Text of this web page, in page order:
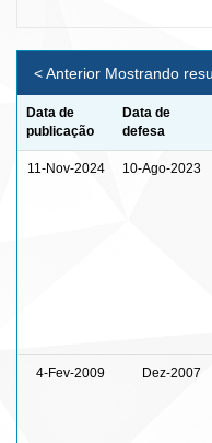
Mostrando
< Anterior
Data de
publicação
Data de
defesa
11-Nov-2024 10-Ago-2023
4-Fev-2009 Dez-2007